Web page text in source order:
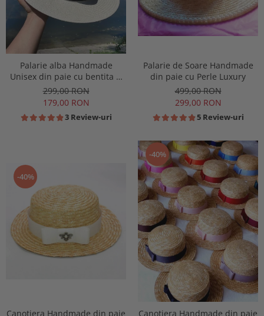
Palarie alba Handmade
Unisex din paie cu bentita si
accesoriu la alegere
299,00 RON
179,00 RON
3 Review-uri
Palarie de Soare Handmade
din paie cu Perle Luxury
499,00 RON
299,00 RON
5 Review-uri
-40%
Canotiera Handmade din paie
-40%
Canotiera Handmade din paie